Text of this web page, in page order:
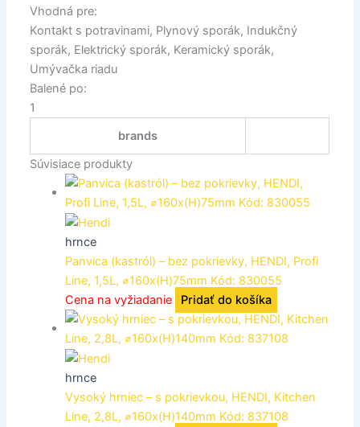
Vhodná pre:
Kontakt s potravinami, Plynový sporák, Indukčný
sporák, Elektrický sporák, Keramický sporák,
Umývačka riadu
Balené po:
1
brands
Súvisiace produkty
hrnce
Panvica (kastról) – bez pokrievky, HENDI, Profi
Line, 1,5L, ⌀160x(H)75mm Kód: 830055
Cena na vyžiadanie
Pridať do košíka
hrnce
Vysoký hrniec – s pokrievkou, HENDI, Kitchen
Line, 2,8L, ⌀160x(H)140mm Kód: 837108